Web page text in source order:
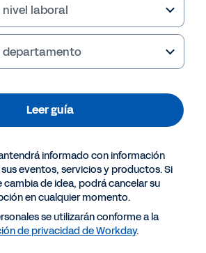
Failed to fetch
nivel laboral
departamento
Leer guía
informado con información
eventos, servicios y productos. Si
cambia de idea, podrá cancelar su
en cualquier momento.
se utilizarán conforme a la
de privacidad de Workday.